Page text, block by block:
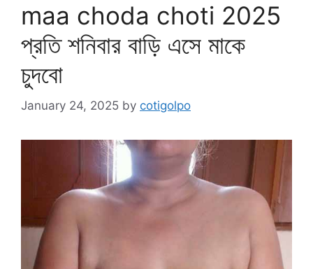
maa choda choti 2025
প্রতি শনিবার বাড়ি এসে মাকে
চুদবো
January 24, 2025 by cotigolpo